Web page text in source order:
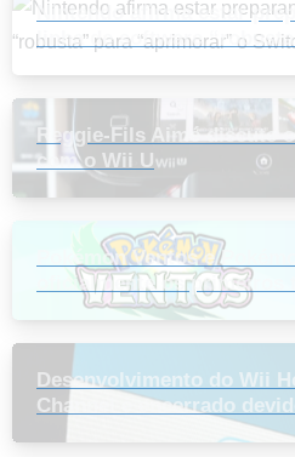
Nintendo afirma estar
linha de software
Reggie-Fils Aimé discute
com o Wii U
Pokémon Ventos e
oficialmente os primeiros
português do Brasil
Desenvolvimento do Wii
Channel é encerrado